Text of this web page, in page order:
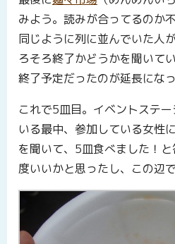
みよう。読みが合ってるのか
同じように列に並んでいた人
ろそろ終了かどうかを聞いて
終了予定だったのが延長になっ
これで5皿目。イベントステ
いる最中、参加している女性
を聞いて、5皿食べました！
度いいかと思ったし、この辺